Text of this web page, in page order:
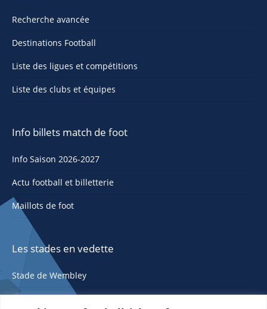
Recherche avancée
Destinations Football
Liste des ligues et compétitions
Liste des clubs et équipes
Info billets match de foot
Info Saison 2026-2027
Actu football et billetterie
Maillots de foot
Les stades en vedette
Stade de Wembley